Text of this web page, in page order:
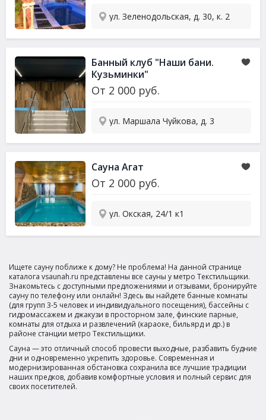
ул. Зеленодольская, д. 30, к. 2
Банный клуб "Наши бани.
Кузьминки"
От 2 000 руб.
ул. Маршала Чуйкова, д. 3
Сауна Агат
От 2 000 руб.
ул. Окская, 24/1 к1
Ищете сауну поближе к дому? Не проблема! На данной странице
каталога vsaunah.ru представлены все сауны у метро Текстильщики.
Знакомьтесь с доступными предложениями и отзывами, бронируйте
сауну по телефону или онлайн! Здесь вы найдете банные комнаты
(для групп 3-5 человек и индивидуального посещения), бассейны с
гидромассажем и джакузи в просторном зале, финские парные,
комнаты для отдыха и развлечений (караоке, бильярд и др.) в
районе станции метро Текстильщики.
Сауна — это отличный способ провести выходные, разбавить будние
дни и одновременно укрепить здоровье. Современная и
модернизированная обстановка сохранила все лучшие традиции
наших предков, добавив комфортные условия и полный сервис для
своих посетителей.